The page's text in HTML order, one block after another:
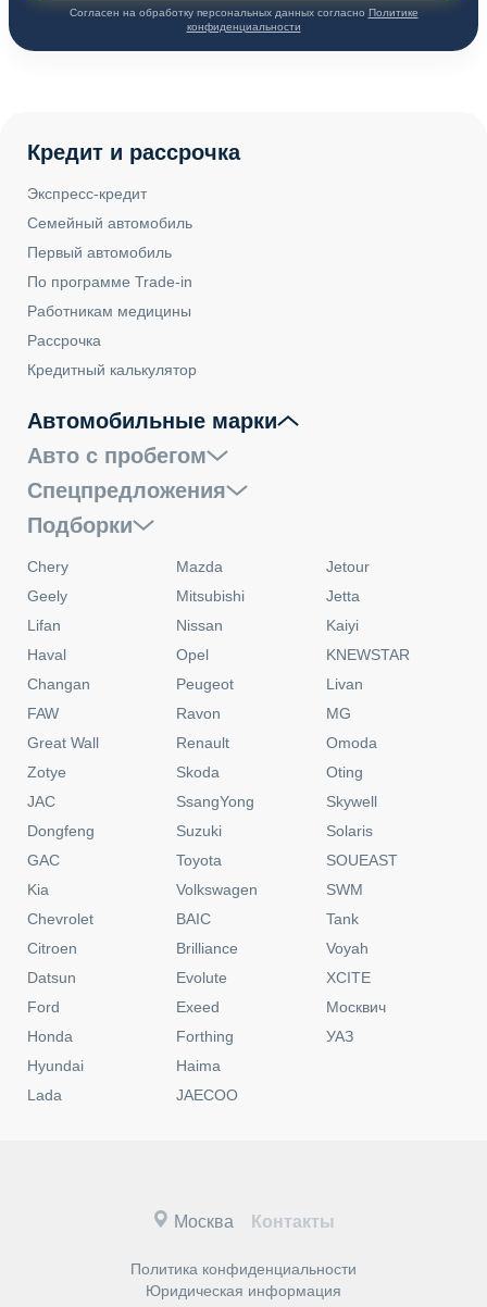
Согласен на обработку персональных данных согласно Политике
конфиденциальности
Кредит и рассрочка
Экспресс-кредит
Семейный автомобиль
Первый автомобиль
По программе Trade-in
Работникам медицины
Рассрочка
Кредитный калькулятор
Автомобильные марки
Авто с пробегом
Спецпредложения
Подборки
Chery
Geely
Lifan
Haval
Changan
FAW
Great Wall
Zotye
JAC
Dongfeng
GAC
Kia
Chevrolet
Citroen
Datsun
Ford
Honda
Hyundai
Lada
Mazda
Mitsubishi
Nissan
Opel
Peugeot
Ravon
Renault
Skoda
SsangYong
Suzuki
Toyota
Volkswagen
BAIC
Brilliance
Evolute
Exeed
Forthing
Haima
JAECOO
Jetour
Jetta
Kaiyi
KNEWSTAR
Livan
MG
Omoda
Oting
Skywell
Solaris
SOUEAST
SWM
Tank
Voyah
XCITE
Москвич
УАЗ
Политика конфиденциальности
Юридическая информация
Москва Контакты